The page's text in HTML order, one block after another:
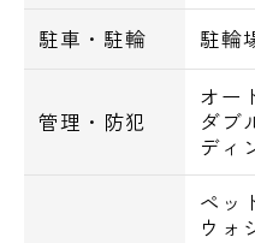
■共用部設備■
ガス給湯器､浴室換
ッチン､２口ガスコ
濯機置場､エアコン
シーファイブインタ
駐車・駐輪 駐輪
管理・防犯
オー
ダブ
ディ
ペッ
ウォ
電話でお問い合わ
営業時間 10：00～18
メールでお問い合